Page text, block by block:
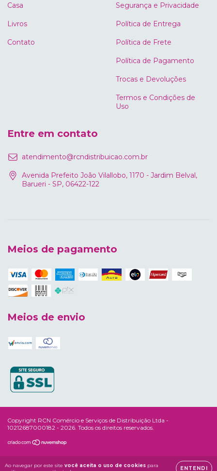
Ao navegar por este site você aceita o uso de cookies para
ENTENDI
Casa
Livros
Contato
Segurança e Privacidade
Política de Entrega
Política de Frete
Política de Pagamento
Trocas e Devoluções
Termos e Condições de
Uso
Entre em contato
atendimento@rcndistribuicao.com.br
Avenida Prefeito João Vilallobo, 1170 - Jardim Belval,
Barueri - SP, 06422-122
Meios de pagamento
Meios de envio
Copyright RCN Comércio e Serviços de Distribuição Ltda -
10212687000182 - 2026. Todos os direitos reservados.